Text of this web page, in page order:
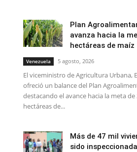
Plan
avanza hacia la
hectáreas de maíz
Venezuela 5 agosto, 2026
El viceministro de Agricultura Urbana,
ofreció un balance del Plan
destacando el avance hacia la meta de
hectáreas de...
Más de 47 mil
sido